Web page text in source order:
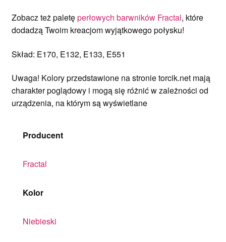
Zobacz też paletęperłowych barwników Fractal, które
dodadzą Twoim kreacjom wyjątkowego połysku!
Skład: E170, E132, E133, E551
Uwaga! Kolory przedstawione na stronie torcik.net mają
charakter poglądowy i mogą się różnić w zależności od
urządzenia, na którym są wyświetlane
Producent
Fractal
Kolor
Niebieski